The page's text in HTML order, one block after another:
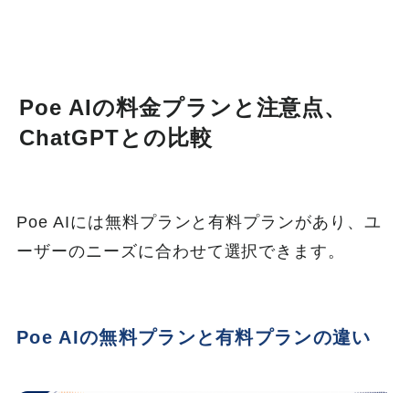
Poe AIの料金プランと注意点、
ChatGPTとの比較
Poe AIには無料プランと有料プランがあり、ユ
ーザーのニーズに合わせて選択できます。
Poe AIの無料プランと有料プランの違い